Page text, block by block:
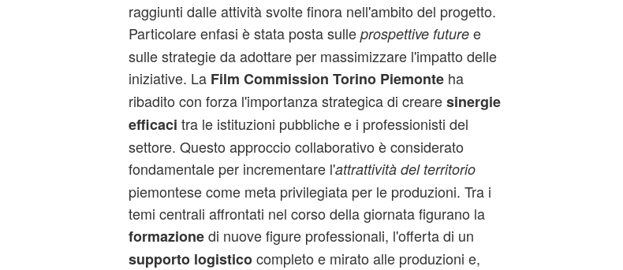
raggiunti dalle attività svolte finora nell'ambito del progetto.
Particolare enfasi è stata posta sulle prospettive futuree
sulle strategie da adottare per massimizzare l'impatto delle
iniziative. La Film Commission Torino Piemonteha
ribadito con forza l'importanza strategica di crearesinergie
efficaci tra le istituzioni pubbliche e i professionisti del
settore. Questo approccio collaborativo è considerato
fondamentale per incrementare l'attrattività del territorio
piemontese come meta privilegiata per le produzioni. Tra i
temi centrali affrontati nel corso della giornata figurano la
formazionedi nuove figure professionali, l'offerta di un
supporto logisticocompleto e mirato alle produzioni e,